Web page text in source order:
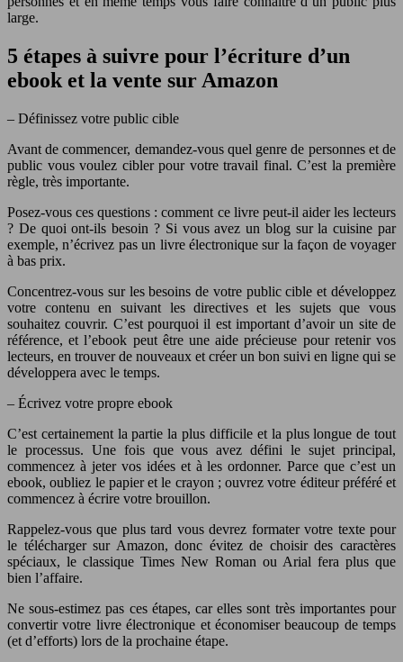
large.
5 étapes à suivre pour l’écriture d’un
ebook et la vente sur Amazon
– Définissez votre public cible
Avant de commencer, demandez-vous quel genre de personnes et de
public vous voulez cibler pour votre travail final. C’est la première
règle, très importante.
Posez-vous ces questions : comment ce livre peut-il aider les lecteurs
? De quoi ont-ils besoin ? Si vous avez un blog sur la cuisine par
exemple, n’écrivez pas un livre électronique sur la façon de voyager
à bas prix.
Concentrez-vous sur les besoins de votre public cible et développez
votre contenu en suivant les directives et les sujets que vous
souhaitez couvrir. C’est pourquoi il est important d’avoir un site de
référence, et l’ebook peut être une aide précieuse pour retenir vos
lecteurs, en trouver de nouveaux et créer un bon suivi en ligne qui se
développera avec le temps.
– Écrivez votre propre ebook
C’est certainement la partie la plus difficile et la plus longue de tout
le processus. Une fois que vous avez défini le sujet principal,
commencez à jeter vos idées et à les ordonner. Parce que c’est un
ebook, oubliez le papier et le crayon ; ouvrez votre éditeur préféré et
commencez à écrire votre brouillon.
Rappelez-vous que plus tard vous devrez formater votre texte pour
le télécharger sur Amazon, donc évitez de choisir des caractères
spéciaux, le classique Times New Roman ou Arial fera plus que
bien l’affaire.
Ne sous-estimez pas ces étapes, car elles sont très importantes pour
convertir votre livre électronique et économiser beaucoup de temps
(et d’efforts) lors de la prochaine étape.